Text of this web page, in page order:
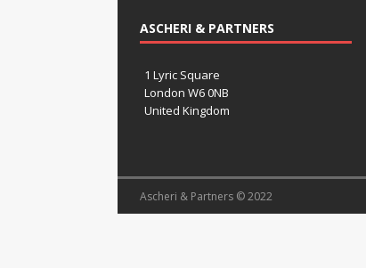
ASCHERI & PARTNERS
1 Lyric Square
London W6 0NB
United Kingdom
Ascheri & Partners © 2022